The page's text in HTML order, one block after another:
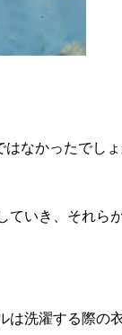
なかったでしょ
ていき、それら
は洗濯する際の